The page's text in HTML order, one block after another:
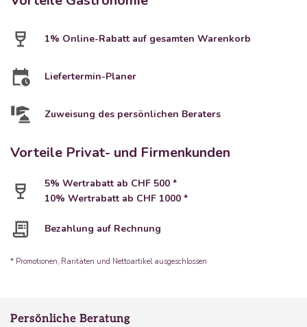
1% Online-Rabatt auf gesamten Warenkorb
Liefertermin-Planer
Zuweisung des persönlichen Beraters
Vorteile Privat- und Firmenkunden
5% Wertrabatt ab CHF 500 *
10% Wertrabatt ab CHF 1000 *
Bezahlung auf Rechnung
* Promotionen, Raritäten und Nettoartikel ausgeschlossen
Persönliche Beratung